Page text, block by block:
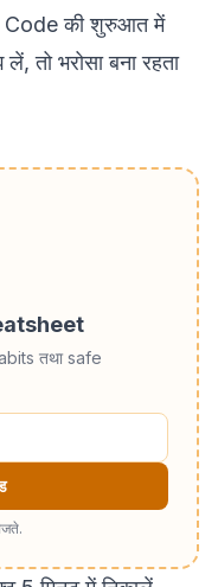
Code की शुरुआतमें
तो भरोसा बना रहता
तथा safe